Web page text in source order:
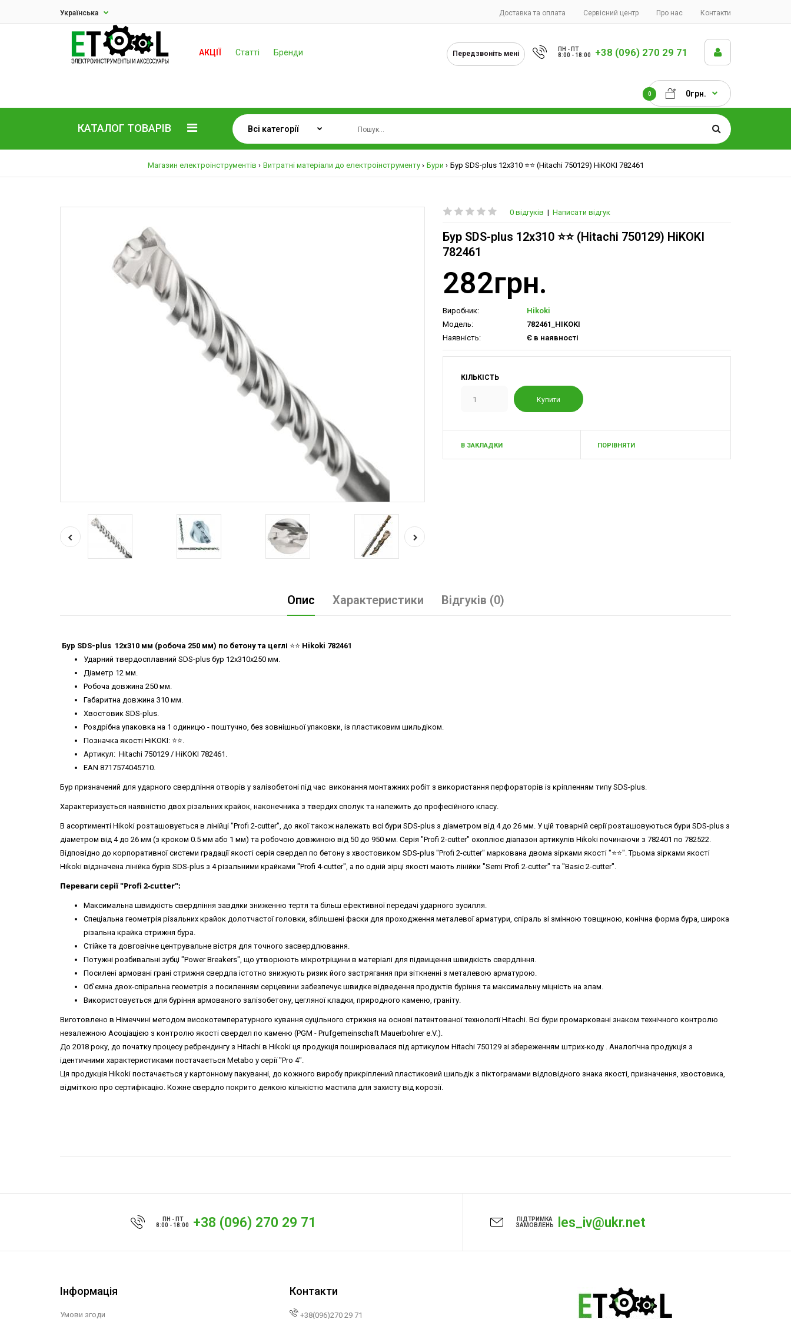
Доставка та оплата Сервісний центр Про нас Контакти
Українська
АКЦІЇ Статті Бренди Передзвоніть мені
ПН - ПТ
8:00 - 18:00
+38 (096) 270 29 71
0 0грн.
КАТАЛОГ ТОВАРІВ
Магазин електроінструментів Витратні матеріали до електроінструменту Бури Бур SDS-plus 12х310 ⭐️⭐️ (Hitachi 750129) HiKOKI 782461
0 відгуків | Написати відгук
Бур SDS-plus 12х310 ⭐️⭐️ (Hitachi 750129) HiKOKI
782461
282грн.
Виробник:
Hikoki
Модель:
782461_HIKOKI
Наявність:
Є в наявності
КІЛЬКІСТЬ
В ЗАКЛАДКИ ПОРІВНЯТИ
Опис Характеристики Відгуків (0)
Бур SDS-plus 12х310 мм (робоча 250 мм) по бетону та цеглі ⭐️⭐️ Hikoki 782461
Ударний твердосплавний SDS-plus бур 12х310х250 мм.
Діаметр 12 мм.
Робоча довжина 250 мм.
Габаритна довжина 310 мм.
Хвостовик SDS-plus.
Роздрібна упаковка на 1 одиницю - поштучно, без зовнішньої упаковки, із пластиковим шильдіком.
Позначка якості HiKOKI: ⭐️⭐️.
Артикул: Hitachi 750129 / HiKOKI 782461.
EAN 8717574045710.
Бур призначений для ударного свердління отворів у залізобетоні під час виконання монтажних робіт з використання перфораторів із кріпленням типу SDS-plus.
Характеризується наявністю двох різальних крайок, наконечника з твердих сполук та належить до професійного класу.
В асортименті Hikoki розташовується в лінійці "Profi 2-cutter", до якої також належать всі бури SDS-plus з діаметром від 4 до 26 мм. У цій товарній серії розташовуються бури SDS-plus з
діаметром від 4 до 26 мм (з кроком 0.5 мм або 1 мм) та робочою довжиною від 50 до 950 мм. Серія "Profi 2-cutter" охоплює діапазон артикулів Hikoki починаючи з 782401 по 782522.
Відповідно до корпоративної системи градації якості серія свердел по бетону з хвостовиком SDS-plus "Profi 2-cutter" маркована двома зірками якості "⭐️⭐️". Трьома зірками якості
Hikoki відзначена лінійка бурів SDS-plus з 4 різальними крайками "Profi 4-cutter", а по одній зірці якості мають лінійки "Semi Profi 2-cutter" та "Basic 2-cutter".
Переваги серії "Profi 2-cutter":
Максимальна швидкість свердління завдяки зниженню тертя та більш ефективної передачі ударного зусилля.
Спеціальна геометрія різальних крайок долотчастої головки, збільшені фаски для проходження металевої арматури, спіраль зі змінною товщиною, конічна форма бура, широка
різальна крайка стрижня бура.
Стійке та довговічне центрувальне вістря для точного засвердлювання.
Потужні розбивальні зубці "Power Breakers", що утворюють мікротріщини в матеріалі для підвищення швидкість свердління.
Посилені армовані грані стрижня свердла істотно знижують ризик його застрягання при зіткненні з металевою арматурою.
Об'ємна двох-спіральна геометрія з посиленням серцевини забезпечує швидке відведення продуктів буріння та максимальну міцність на злам.
Використовується для буріння армованого залізобетону, цегляної кладки, природного каменю, граніту.
Виготовлено в Німеччині методом високотемпературного кування суцільного стрижня на основі патентованої технології Hitachi. Всі бури промарковані знаком технічного контролю
незалежною Асоціацією з контролю якості свердел по каменю (PGM - Prufgemeinschaft Mauerbohrer e.V.).
До 2018 року, до початку процесу ребрендингу з Hitachi в Hikoki ця продукція поширювалася під артикулом Hitachi 750129 зі збереженням штрих-коду . Аналогічна продукція з
ідентичними характеристиками постачається Metabo у серії "Pro 4".
Ця продукція Hikoki постачається у картонному пакуванні, до кожного виробу прикріплений пластиковий шильдік з піктограмами відповідного знака якості, призначення, хвостовика,
відміткою про сертифікацію. Кожне свердло покрито деякою кількістю мастила для захисту від корозії.
ПН - ПТ
8:00 - 18:00
+38 (096) 270 29 71
ПІДТРИМКА
ЗАМОВЛЕНЬ
les_iv@ukr.net
Інформація
Умови згоди
Контакти
+38(096)270 29 71